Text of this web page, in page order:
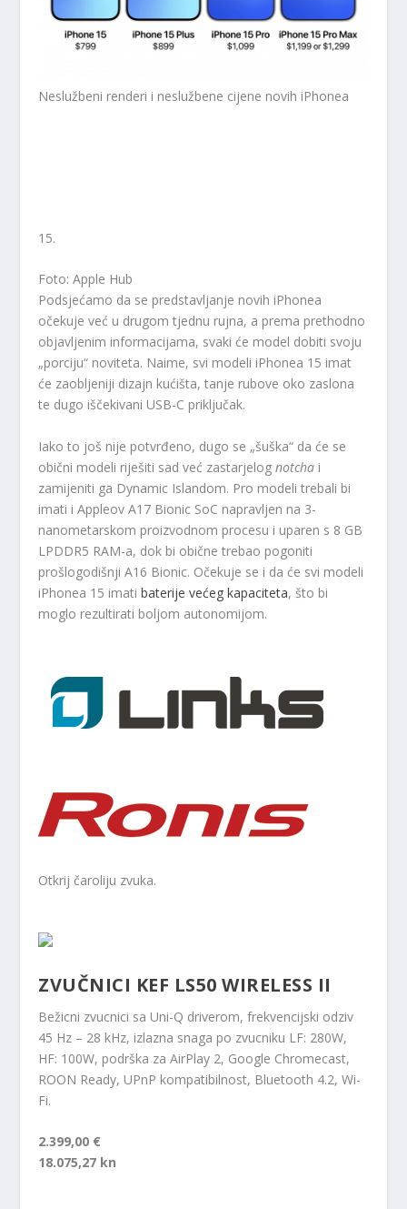
Neslužbeni renderi i neslužbene cijene novih iPhonea
15.
Foto: Apple Hub
Podsjećamo da se predstavljanje novih iPhonea
očekuje već u drugom tjednu rujna, a prema prethodno
objavljenim informacijama, svaki će model dobiti svoju
„porciju“ noviteta. Naime, svi modeli iPhonea 15 imat
će zaobljeniji dizajn kućišta, tanje rubove oko zaslona
te dugo iščekivani USB-C priključak.
Iako to još nije potvrđeno, dugo se „šuška“ da će se
obični modeli riješiti sad već zastarjelognotcha i
zamijeniti ga Dynamic Islandom. Pro modeli trebali bi
imati i Appleov A17 Bionic SoC napravljen na 3-
nanometarskom proizvodnom procesu i uparen s 8 GB
LPDDR5 RAM-a, dok bi obične trebao pogoniti
prošlogodišnji A16 Bionic. Očekuje se i da će svi modeli
iPhonea 15 imatibaterije većeg kapaciteta, što bi
moglo rezultirati boljom autonomijom.
Otkrij čaroliju zvuka.
ZVUČNICI KEF LS50 WIRELESS II
Bežicni zvucnici sa Uni-Q driverom, frekvencijski odziv
45 Hz – 28 kHz, izlazna snaga po zvucniku LF: 280W,
HF: 100W, podrška za AirPlay 2, Google Chromecast,
ROON Ready, UPnP kompatibilnost, Bluetooth 4.2, Wi-
Fi.
2.399,00 €
18.075,27 kn